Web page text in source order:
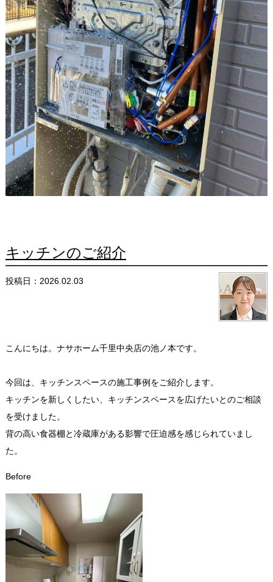
キッチンのご紹介
投稿日：2026.02.03
こんにちは。ナサホーム千里中央店の池ノ本です。
今回は、キッチンスペースの施工事例をご紹介します。
キッチンを新しくしたい、キッチンスペースを広げたいとのご相談
を受けました。
背の高い食器棚と冷蔵庫がある影響で圧迫感を感じられていまし
た。
Before